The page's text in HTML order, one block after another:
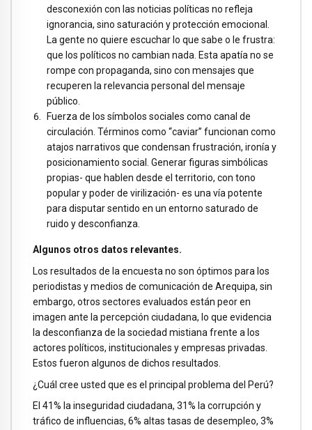
desconexión con las noticias políticas no refleja
ignorancia, sino saturación y protección emocional.
La gente no quiere escuchar lo que sabe o le frustra:
que los políticos no cambian nada. Esta apatía no se
rompe con propaganda, sino con mensajes que
recuperen la relevancia personal del mensaje
público.
Fuerza de los símbolos sociales como canal de
circulación. Términos como “caviar” funcionan como
atajos narrativos que condensan frustración, ironía y
posicionamiento social. Generar figuras simbólicas
propias- que hablen desde el territorio, con tono
popular y poder de virilización- es una vía potente
para disputar sentido en un entorno saturado de
ruido y desconfianza.
Algunos otros datos relevantes.
Los resultados de la encuesta no son óptimos para los
periodistas y medios de comunicación de Arequipa, sin
embargo, otros sectores evaluados están peor en
imagen ante la percepción ciudadana, lo que evidencia
la desconfianza de la sociedad mistiana frente a los
actores políticos, institucionales y empresas privadas.
Estos fueron algunos de dichos resultados.
¿Cuál cree usted que es el principal problema del Perú?
El 41% la inseguridad ciudadana, 31% la corrupción y
tráfico de influencias, 6% altas tasas de desempleo, 3%